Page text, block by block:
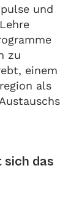
und
zu
einem
als
das